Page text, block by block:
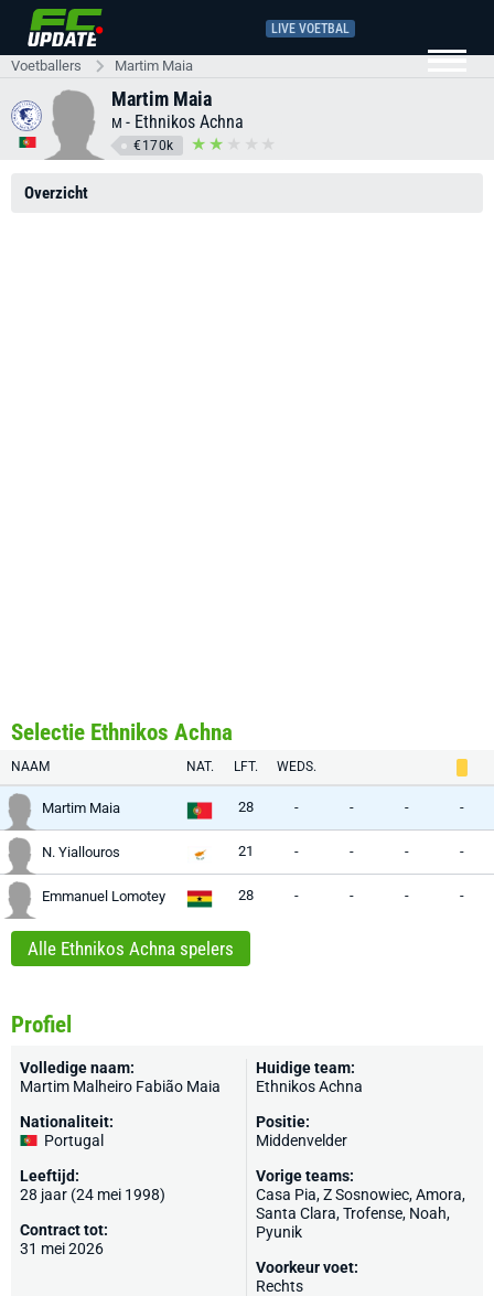
LIVE VOETBAL
Voetballers Martim Maia
Martim Maia
M - Ethnikos Achna
€170k
Overzicht
Selectie Ethnikos Achna
NAAM NAT. LFT. WEDS.
Martim Maia 28 - - - -
N. Yiallouros 21 - - - -
Emmanuel Lomotey 28 - - - -
Alle Ethnikos Achna spelers
Profiel
Volledige naam:
Martim Malheiro Fabião Maia
Nationaliteit:
Portugal
Leeftijd:
28 jaar (24 mei 1998)
Contract tot:
31 mei 2026
Huidige team:
Ethnikos Achna
Positie:
Middenvelder
Vorige teams:
Casa Pia, Z Sosnowiec, Amora,
Santa Clara, Trofense, Noah,
Pyunik
Voorkeur voet:
Rechts